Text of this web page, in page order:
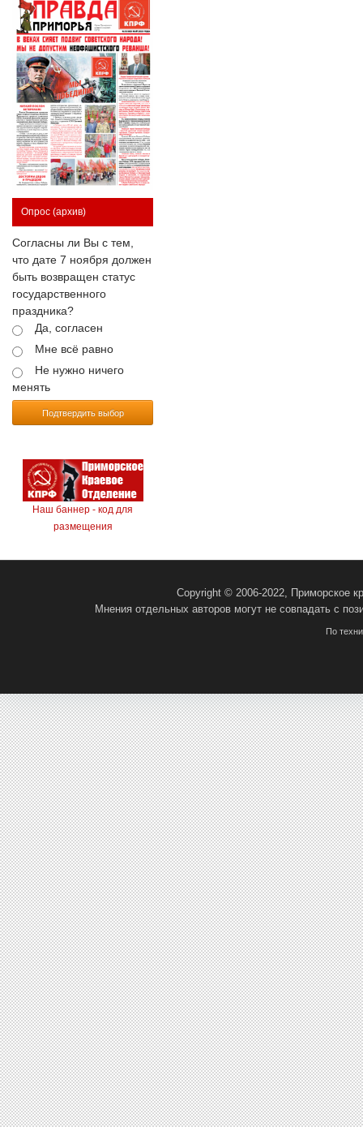
Опрос (архив)
Согласны ли Вы с тем,
что дате 7 ноября должен
быть возвращен статус
государственного
праздника?
Да, согласен
Мне всё равно
Не нужно ничего
менять
Подтвердить выбор
Наш баннер - код для
размещения
Copyright © 2006-2022, Приморское
Мнения отдельных авторов могут не совпадать с
По